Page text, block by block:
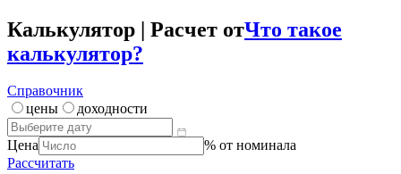
Калькулятор | Расчет отЧто такое
калькулятор?
Справочник
цены
доходности
Цена
% от номинала
Рассчитать